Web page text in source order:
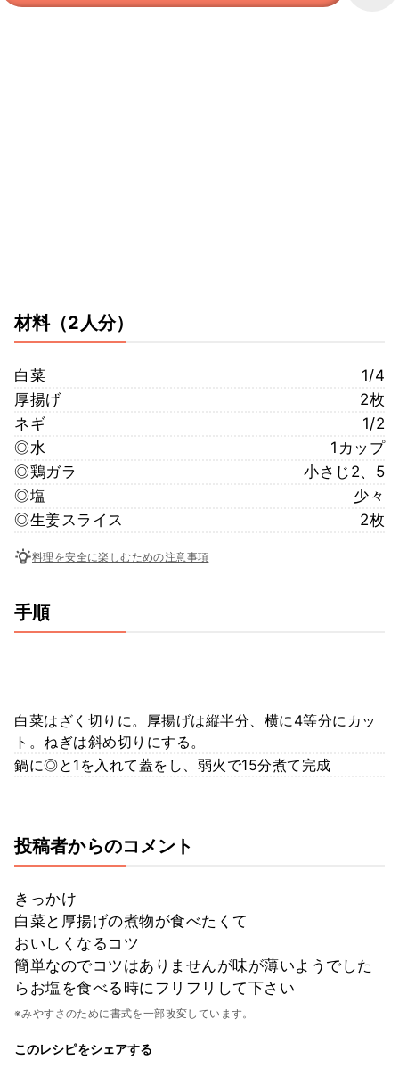
材料（2人分）
白菜
1/4
厚揚げ
2枚
ネギ
1/2
◎水
1カップ
◎鶏ガラ
小さじ2、5
◎塩
少々
◎生姜スライス
2枚
料理を安全に楽しむための注意事項
手順
白菜はざく切りに。厚揚げは縦半分、横に4等分にカッ
ト。ねぎは斜め切りにする。
鍋に◎と1を入れて蓋をし、弱火で15分煮て完成
投稿者からのコメント
きっかけ
白菜と厚揚げの煮物が食べたくて
おいしくなるコツ
簡単なのでコツはありませんが味が薄いようでした
らお塩を食べる時にフリフリして下さい
※みやすさのために書式を一部改変しています。
このレシピをシェアする